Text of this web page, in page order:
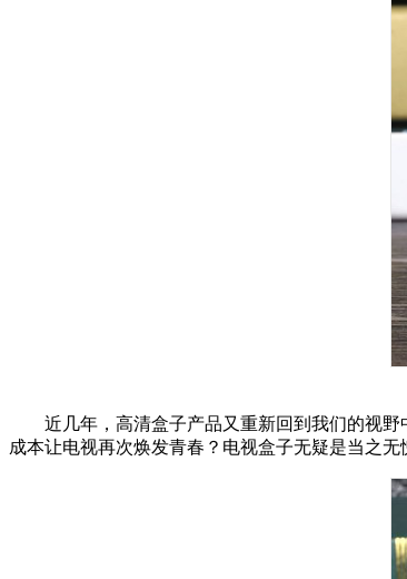
近几年，高清盒子产品又重新回到我们的视野
成本让电视再次焕发青春？电视盒子无疑是当之